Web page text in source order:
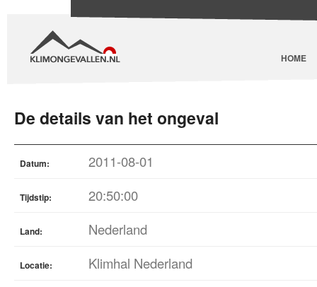
HOME
De details van het ongeval
Datum: 2011-08-01
Tijdstip: 20:50:00
Land: Nederland
Locatie: Klimhal Nederland